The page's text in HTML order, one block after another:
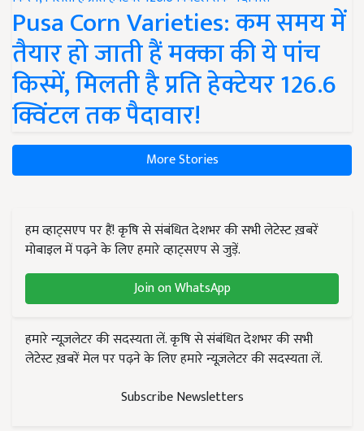
Pusa Corn Varieties: कम समय में
तैयार हो जाती हैं मक्का की ये पांच
किस्में, मिलती है प्रति हेक्टेयर 126.6
क्विंटल तक पैदावार!
More Stories
हम व्हाट्सएप पर हैं! कृषि से संबंधित देशभर की सभी लेटेस्ट ख़बरें
मोबाइल में पढ़ने के लिए हमारे व्हाट्सएप से जुड़ें.
Join on WhatsApp
हमारे न्यूज़लेटर की सदस्यता लें. कृषि से संबंधित देशभर की सभी
लेटेस्ट ख़बरें मेल पर पढ़ने के लिए हमारे न्यूज़लेटर की सदस्यता लें.
Subscribe Newsletters